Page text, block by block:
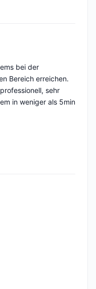
bei der
Bereich erreichen.
sehr
in weniger als 5min